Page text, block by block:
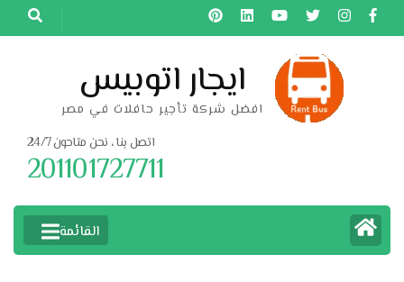
تخطى
إلى
ايجار اتوبيس
افضل شركة تأجير حافلات في مصر
اتصل بنا ، نحن متاحون 24/7
201101727711
القائمة